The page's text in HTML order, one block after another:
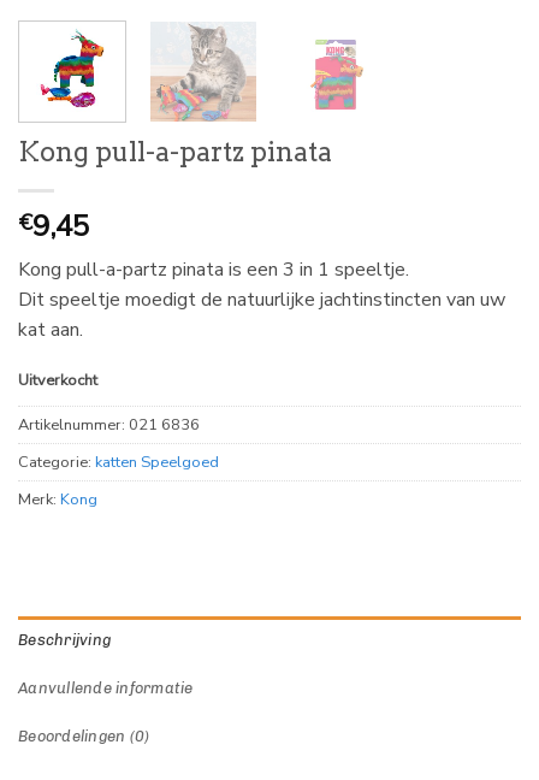
Kong pull-a-partz pinata
€9,45
Kong pull-a-partz pinata is een 3 in 1 speeltje.
Dit speeltje moedigt de natuurlijke jachtinstincten van uw
kat aan.
Uitverkocht
Artikelnummer: 021 6836
Categorie: katten Speelgoed
Merk: Kong
Beschrijving
Aanvullende informatie
Beoordelingen (0)